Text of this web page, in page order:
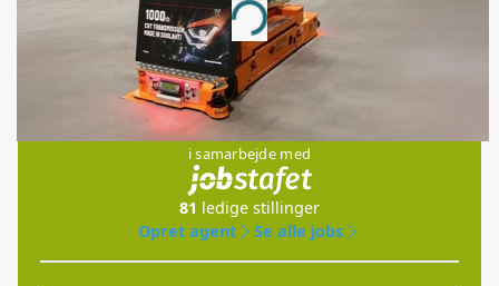
Loading...
Jobs
i samarbejde med
81 ledige stillinger
Opret agent
Se alle jobs